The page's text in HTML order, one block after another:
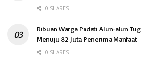
0 SHARES
Ribuan Warga Padati Alun-alun
Menuju 82 Juta Penerima Manfaat
0 SHARES